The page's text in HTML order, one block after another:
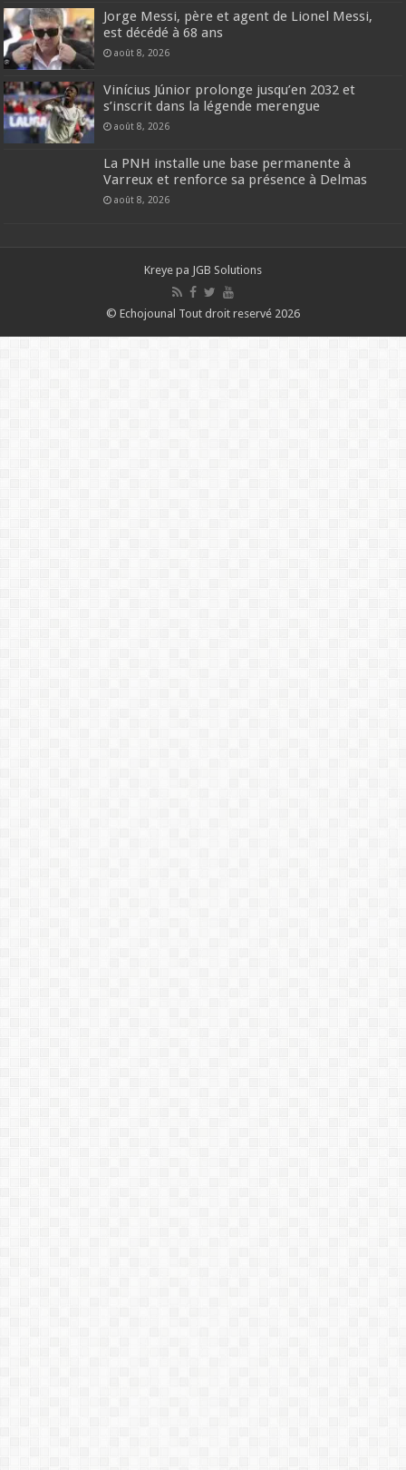
Jorge Messi, père et agent de Lionel Messi,
est décédé à 68 ans
août 8, 2026
Vinícius Júnior prolonge jusqu’en 2032 et
s’inscrit dans la légende merengue
août 8, 2026
La PNH installe une base permanente à
Varreux et renforce sa présence à Delmas
août 8, 2026
Kreye pa JGB Solutions
© Echojounal Tout droit reservé 2026